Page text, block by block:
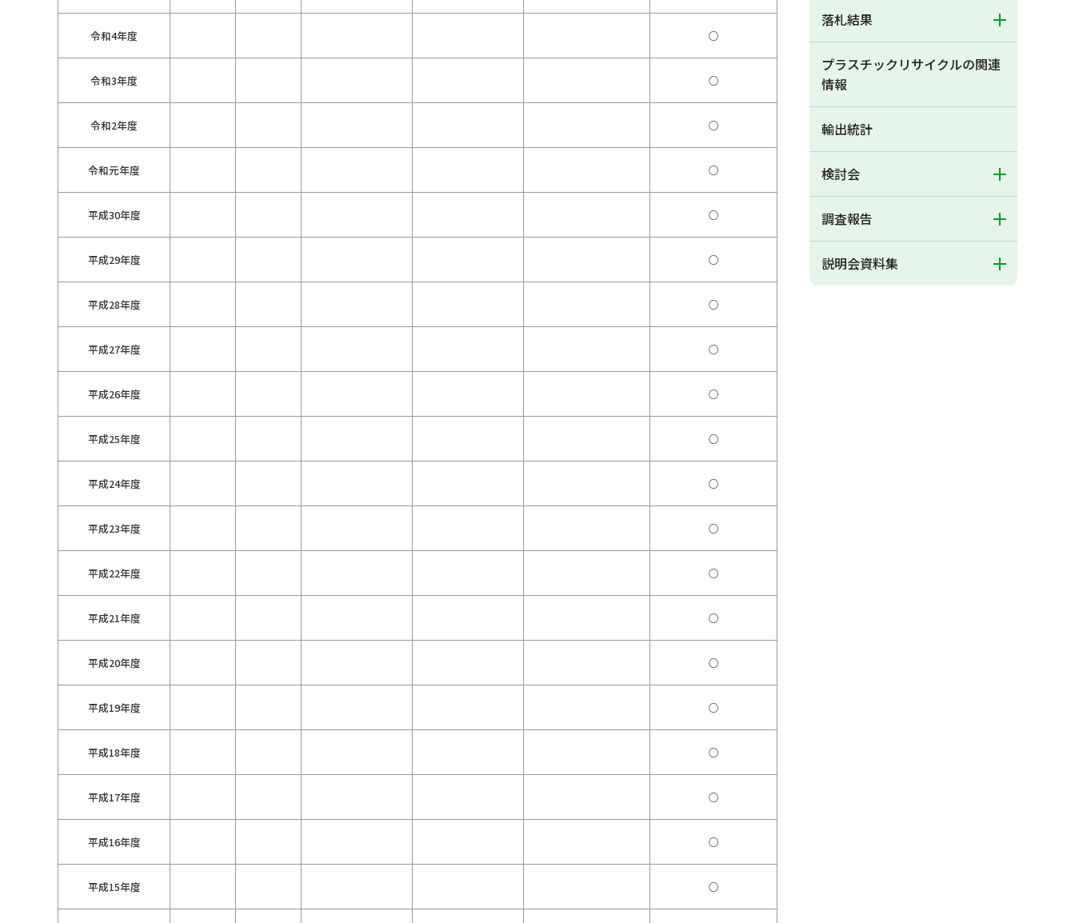
令和4年度 ○
令和3年度 ○
令和2年度 ○
令和元年度 ○
平成30年度 ○
平成29年度 ○
平成28年度 ○
平成27年度 ○
平成26年度 ○
平成25年度 ○
平成24年度 ○
平成23年度 ○
平成22年度 ○
平成21年度 ○
平成20年度 ○
平成19年度 ○
平成18年度 ○
平成17年度 ○
平成16年度 ○
平成15年度 ○
落札結果
プラスチックリサイクルの関連
情報
輸出統計
検討会
調査報告
説明会資料集